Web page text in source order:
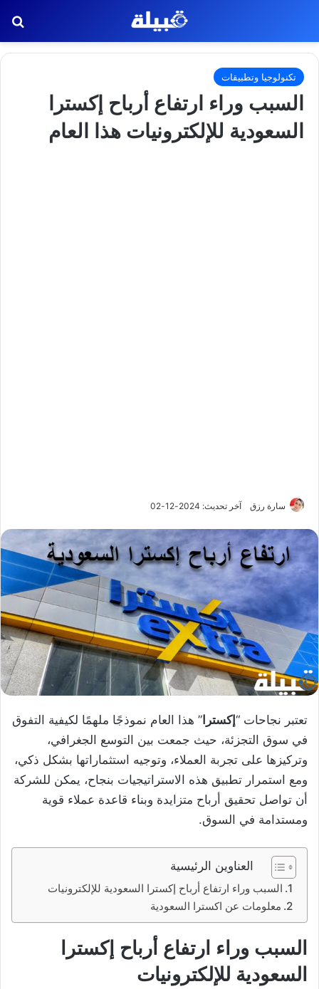
تكنولوجيا وتطبيقات
السبب وراء ارتفاع أرباح إكسترا
السعودية للإلكترونيات هذا العام
سارة رزق آخر تحديث: 2024-12-02
تعتبر نجاحات “إكسترا ” هذا العام نموذجًا ملهمًا لكيفية التفوق
في سوق التجزئة، حيث جمعت بين التوسع الجغرافي،
وتركيزها على تجربة العملاء، وتوجيه استثماراتها بشكل ذكي،
ومع استمرار تطبيق هذه الاستراتيجيات بنجاح، يمكن للشركة
أن تواصل تحقيق أرباح متزايدة وبناء قاعدة عملاء قوية
ومستدامة في السوق.
العناوين الرئيسية
السبب وراء ارتفاع أرباح إكسترا السعودية للإلكترونيات
معلومات عن اكسترا السعودية
السبب وراء ارتفاع أرباح إكسترا
السعودية للإلكترونيات